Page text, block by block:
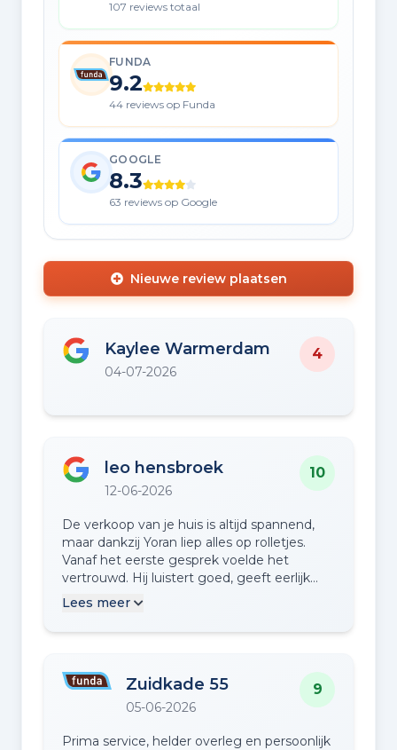
107 reviews totaal
FUNDA
9.2
44 reviews op Funda
GOOGLE
8.3
63 reviews op Google
Nieuwe review plaatsen
Kaylee Warmerdam
04-07-2026
4
leo hensbroek
12-06-2026
10
​De verkoop van je huis is altijd spannend,
maar dankzij Yoran liep alles op rolletjes.
Vanaf het eerste gesprek voelde het
vertrouwd. Hij luistert goed, geeft eerlijk
advies en heeft er alles aan gedaan om de
bedankt voor de top hulp,ik raad het
Lees meer
Zuidkade 55
05-06-2026
9
Prima service, helder overleg en persoonlijk